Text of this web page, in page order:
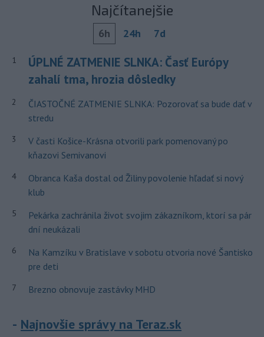
Najčítanejšie
6h 24h 7d
1
ÚPLNÉ ZATMENIE SLNKA: Časť Európy
zahalí tma, hrozia dôsledky
2
ČIASTOČNÉ ZATMENIE SLNKA: Pozorovať sa bude dať v
stredu
3
V časti Košice-Krásna otvorili park pomenovaný po
kňazovi Semivanovi
4
Obranca Kaša dostal od Žiliny povolenie hľadať si nový
klub
5
Pekárka zachránila život svojim zákazníkom, ktorí sa pár
dní neukázali
6
Na Kamzíku v Bratislave v sobotu otvoria nové Šantisko
pre deti
7 Brezno obnovuje zastávky MHD
Najnovšie správy na Teraz.sk